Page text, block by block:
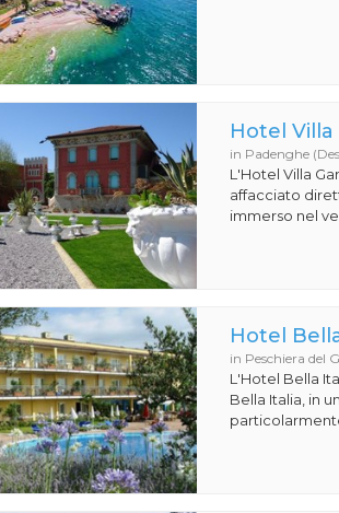
Hotel Villa
in Padenghe
L'Hotel Villa
affacciato
immerso nel
Hotel
in Peschiera del
L'Hotel Bella
Bella Italia, in